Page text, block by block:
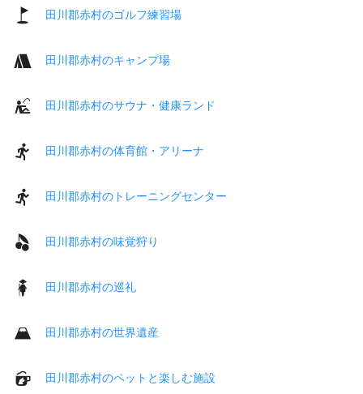
田川郡赤村のゴルフ練習場
田川郡赤村のキャンプ場
田川郡赤村のサウナ・健康ランド
田川郡赤村の体育館・アリーナ
田川郡赤村のトレーニングセンター
田川郡赤村の味覚狩り
田川郡赤村の巡礼
田川郡赤村の世界遺産
田川郡赤村のペットと楽しむ施設